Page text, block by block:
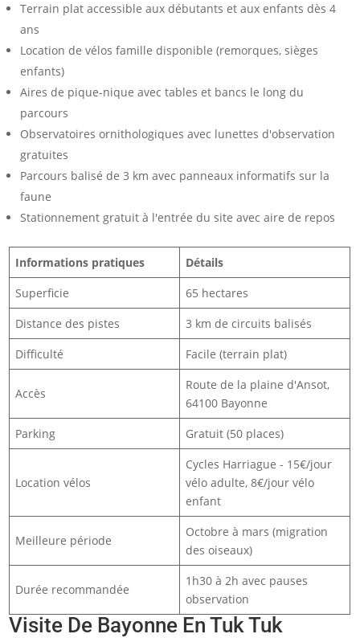
Terrain plat accessible aux débutants et aux enfants dès 4
ans
Location de vélos famille disponible (remorques, sièges
enfants)
Aires de pique-nique avec tables et bancs le long du
parcours
Observatoires ornithologiques avec lunettes d'observation
gratuites
Parcours balisé de 3 km avec panneaux informatifs sur la
faune
Stationnement gratuit à l'entrée du site avec aire de repos
Informations pratiques
Détails
Superficie
65 hectares
Distance des pistes
3 km de circuits balisés
Difficulté
Facile (terrain plat)
Accès
Route de la plaine d'Ansot,
64100 Bayonne
Parking
Gratuit (50 places)
Location vélos
Cycles Harriague - 15€/jour
vélo adulte, 8€/jour vélo
enfant
Meilleure période
Octobre à mars (migration
des oiseaux)
Durée recommandée
1h30 à 2h avec pauses
observation
Visite De Bayonne En Tuk Tuk